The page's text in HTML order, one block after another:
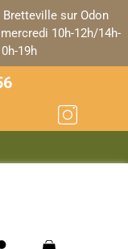
Bretteville sur Odon
10h-12h/14h-
19h